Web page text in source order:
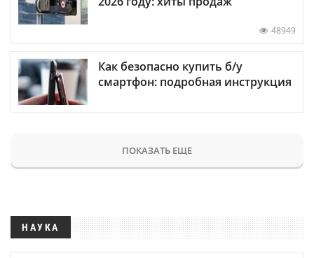
48949
Как безопасно купить б/у
смартфон: подробная инструкция
ПОКАЗАТЬ ЕЩЕ
НАУКА